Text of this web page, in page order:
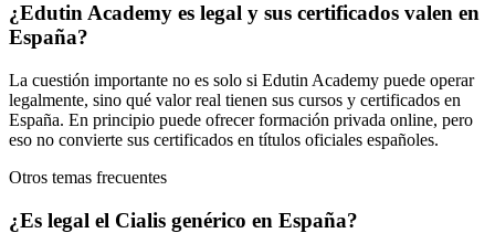
¿Edutin Academy es legal y sus certificados valen en
España?
La cuestión importante no es solo si Edutin Academy puede operar
legalmente, sino qué valor real tienen sus cursos y certificados en
España. En principio puede ofrecer formación privada online, pero
eso no convierte sus certificados en títulos oficiales españoles.
Otros temas frecuentes
¿Es legal el Cialis genérico en España?